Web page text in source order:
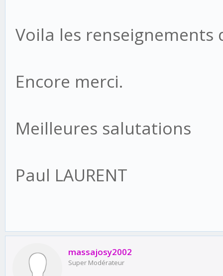
Voila les renseignements
Encore merci.
Meilleures salutations
Paul LAURENT
massajosy2002
Super Modérateur